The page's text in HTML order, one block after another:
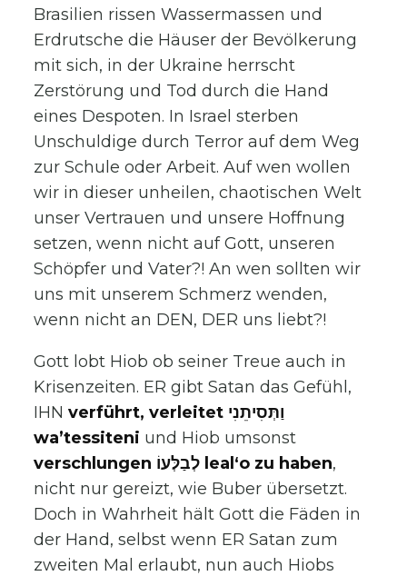
Brasilien rissen Wassermassen und
Erdrutsche die Häuser der Bevölkerung
mit sich, in der Ukraine herrscht
Zerstörung und Tod durch die Hand
eines Despoten. In Israel sterben
Unschuldige durch Terror auf dem Weg
zur Schule oder Arbeit. Auf wen wollen
wir in dieser unheilen, chaotischen Welt
unser Vertrauen und unsere Hoffnung
setzen, wenn nicht auf Gott, unseren
Schöpfer und Vater?! An wen sollten wir
uns mit unserem Schmerz wenden,
wenn nicht an DEN, DER uns liebt?!
Gott lobt Hiob ob seiner Treue auch in
Krisenzeiten. ER gibt Satan das Gefühl,
IHNverführt, verleitet וַתְּסִיתֵנִי
wa’tessiteni und Hiob umsonst
verschlungen לְבַלְּעוֹ leal‘o zu haben,
nicht nur gereizt, wie Buber übersetzt.
Doch in Wahrheit hält Gott die Fäden in
der Hand, selbst wenn ER Satan zum
zweiten Mal erlaubt, nun auch Hiobs